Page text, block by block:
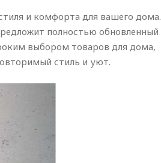
и комфорта для вашего дома.
полностью обновленный
выбором товаров для дома,
стиль и уют.